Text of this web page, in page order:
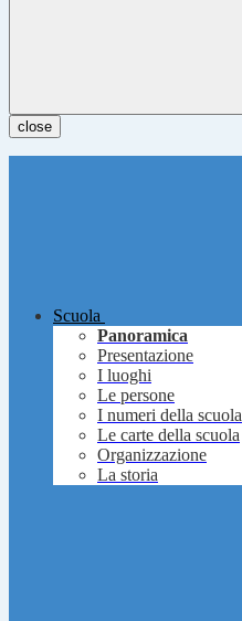
close
Scuola
Panoramica
Presentazione
I luoghi
Le persone
I numeri della scuola
Le carte della scuola
Organizzazione
La storia